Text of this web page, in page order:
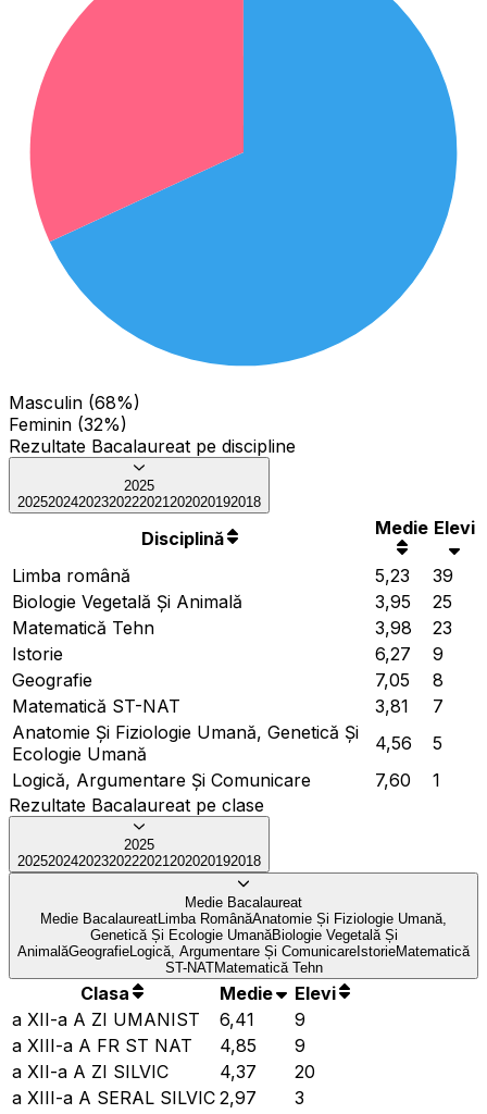
Masculin (68%)
Feminin (32%)
Rezultate Bacalaureat pe discipline
2025
20252024202320222021 202020192018
Disciplină Medie Elevi
Limba română 5,23
39
Biologie Vegetală Și Animală
3,95
25
Matematică Tehn
3,98
23
Istorie
6,27
9
Geografie
7,05
8
Matematică ST-NAT
3,81
7
Anatomie Și Fiziologie Umană, Genetică Și
Ecologie Umană
4,56
5
Logică, Argumentare Și Comunicare
7,60
1
Rezultate Bacalaureat pe clase
2025
20252024202320222021202020192018
Medie Bacalaureat
Medie BacalaureatLimba RomânăAnatomie Și Fiziologie Umană,
Genetică Și Ecologie UmanăBiologie Vegetală Și
AnimalăGeografieLogică, Argumentare Și ComunicareIstorieMatematică
ST-NATMatematică Tehn
Clasa Medie
Elevi
a XII-a A ZI UMANIST
6,41
9
a XIII-a A FR ST NAT
4,85
9
a XII-a A ZI SILVIC
4,37
20
a XIII-a A SERAL SILVIC 2,97
3